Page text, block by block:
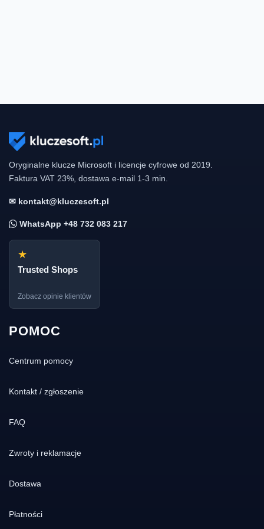
Oryginalne klucze Microsoft i licencje cyfrowe od 2019.
Faktura VAT 23%, dostawa e-mail 1-3 min.
✉ kontakt@kluczesoft.pl
WhatsApp +48 732 083 217
★
Trusted Shops
Zobacz opinie klientów
POMOC
Centrum pomocy
Kontakt / zgłoszenie
FAQ
Zwroty i reklamacje
Dostawa
Płatności